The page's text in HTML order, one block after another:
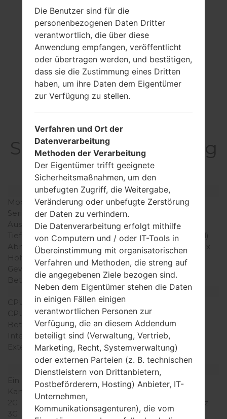
SpezifikationSamsung
SGH-L750
Modell und seine Eigenschaften
Modell
SamsungSGH-L750
Serie
Others
Ausgabe
-
Tiefe
18.4 millimeter (0.72 Zoll)
Abmessungen (Breite /
Höhe)
99 x 48 millimeter (3.90 x
1.89 Zoll)
Gewicht
79 gramm (2.79 unzen)
Betriebssystem
-
Ausrüstung
CPU
-
CPU-Kerne
-
Betriebsgedächtnis
-
Interner Speicher
-
Externer Speicher
microSD, zu 2 GB
(dedizierter Slot)
Netzwerk und Daten
Ein paar Plätze für SIM-
Karten
Mini-SIM
2G
GSM 900/1800/1900MHz
3G
-
Die Benutzer sind für die
personenbezogenen Daten Dritter
verantwortlich, die über diese
Anwendung empfangen, veröffentlicht
oder übertragen werden, und bestätigen,
dass sie die Zustimmung eines Dritten
haben, um ihre Daten dem Eigentümer
zur Verfügung zu stellen.
Verfahren und Ort der
Datenverarbeitung
Methoden der Verarbeitung
Der Eigentümer trifft geeignete
Sicherheitsmaßnahmen, um den
unbefugten Zugriff, die Weitergabe,
Veränderung oder unbefugte Zerstörung
der Daten zu verhindern.
Die Datenverarbeitung erfolgt mithilfe
von Computern und / oder IT-Tools in
Übereinstimmung mit organisatorischen
Verfahren und Methoden, die streng auf
die angegebenen Ziele bezogen sind.
Neben dem Eigentümer stehen die Daten
in einigen Fällen einigen
verantwortlichen Personen zur
Verfügung, die an diesem Addendum
beteiligt sind (Verwaltung, Vertrieb,
Marketing, Recht, Systemverwaltung)
oder externen Parteien (z. B. technischen
Dienstleistern von Drittanbietern,
Postbeförderern, Hosting) Anbieter, IT-
Unternehmen,
Kommunikationsagenturen), die vom